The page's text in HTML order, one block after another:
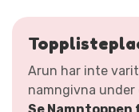
Arun har inte
namngivna under